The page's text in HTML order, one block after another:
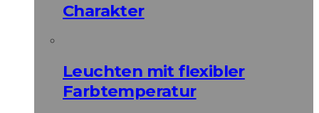
Charakter
Leuchten mit flexibler
Farbtemperatur